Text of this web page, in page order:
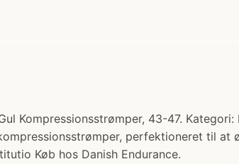
Kompressionsstrømper, 43-47.
perfektioneret til
Køb hos Danish Endurance.